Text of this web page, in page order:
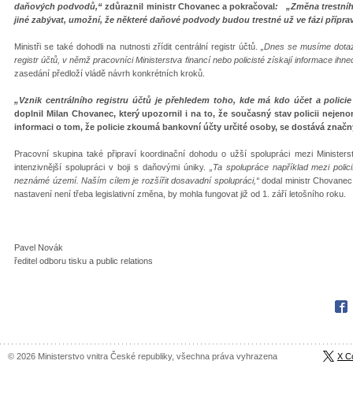
daňových podvodů,“ zdůraznil ministr Chovanec a pokračoval: „Změna
jiné zabývat, umožní, že některé daňové podvody budou trestné už ve fázi
Ministři se také dohodli na nutnosti zřídit centrální registr účtů.
„Dnes se musíme
registr účtů, v němž pracovníci Ministerstva financí nebo policisté získají informace
zasedání předloží vládě návrh konkrétních kroků.
„Vznik centrálního registru účtů je přehledem toho, kde má kdo účet a
doplnil Milan Chovanec, který upozornil i na to, že současný stav policii
informaci o tom, že policie zkoumá bankovní účty určité osoby, se dostává
Pracovní skupina také připraví koordinační dohodu o užší spolupráci mezi
intenzivnější spolupráci v boji s daňovými úniky.
„Ta spolupráce například mezi
neznámé území. Naším cílem je rozšířit dosavadní spolupráci,“ dodal ministr
nastavení není třeba legislativní změna, by mohla fungovat již od 1. září letošního roku.
Pavel Novák
ředitel odboru tisku a public relations
© 2026 Ministerstvo vnitra České republiky, všechna práva vyhrazena X